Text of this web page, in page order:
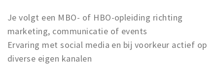
Je volgt een MBO- of HBO-opleiding richting
marketing, communicatie of events
Ervaring met social media en bij voorkeur actief op
diverse eigen kanalen